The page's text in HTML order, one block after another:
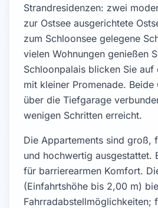
Strandresidenzen: zwei
zur Ostsee ausgerichtete
zum Schloonsee gelegene
vielen Wohnungen genießen
Schloonpalais blicken Sie auf
mit kleiner Promenade. Beide
über die Tiefgarage
wenigen Schritten erreicht.
Die Appartements sind groß,
und hochwertig ausgestattet.
für barrierearmen Komfort.
(Einfahrtshöhe bis 2,00 m)
Fahrradabstellmöglichkeiten;